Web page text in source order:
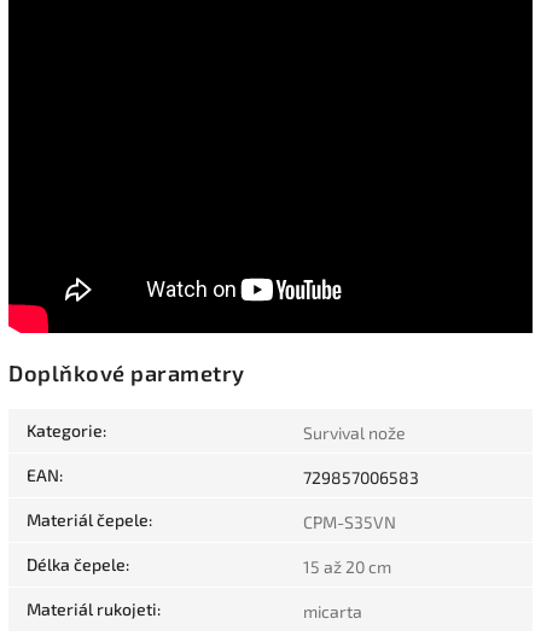
Doplňkové parametry
Kategorie: Survival nože
EAN: 729857006583
Materiál čepele: CPM-S35VN
Délka čepele: 15 až 20 cm
Materiál rukojeti: micarta